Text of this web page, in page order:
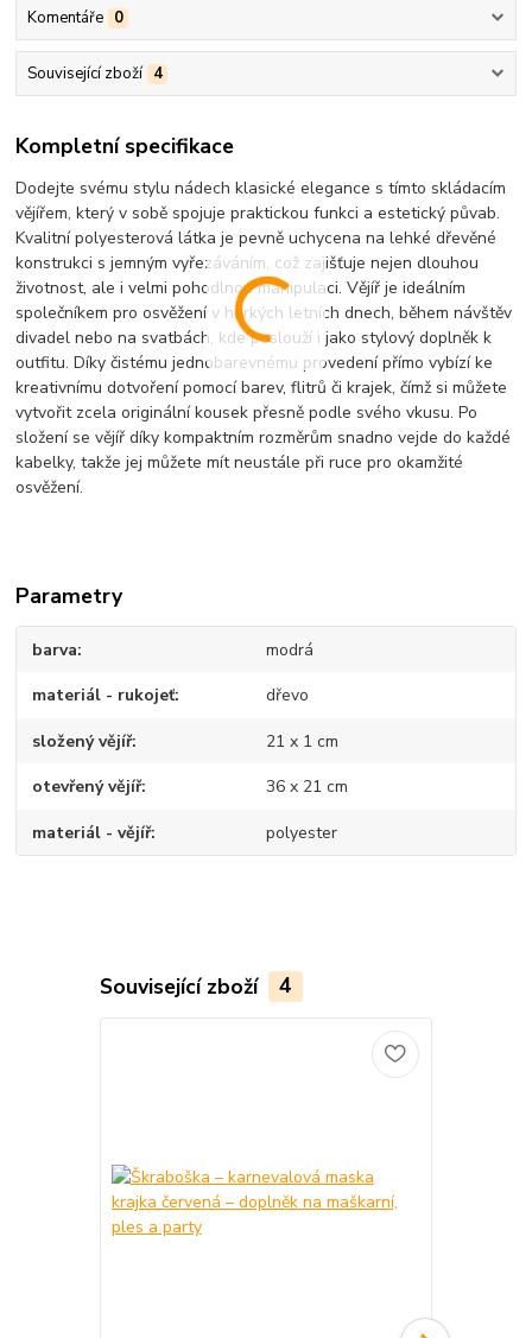
Komentáře 0
Související zboží 4
Kompletní specifikace
Dodejte svému stylu nádech klasické elegance s tímto skládacím
vějířem, který v sobě spojuje praktickou funkci a estetický půvab.
Kvalitní polyesterová látka je pevně uchycena na lehké dřevěné
konstrukci s jemným vyřezáváním, což zajišťuje nejen dlouhou
životnost, ale i velmi pohodlnou manipulaci. Vějíř je ideálním
společníkem pro osvěžení v horkých letních dnech, během návštěv
divadel nebo na svatbách, kde poslouží i jako stylový doplněk k
outfitu. Díky čistému jednobarevnému provedení přímo vybízí ke
kreativnímu dotvoření pomocí barev, flitrů či krajek, čímž si můžete
vytvořit zcela originální kousek přesně podle svého vkusu. Po
složení se vějíř díky kompaktním rozměrům snadno vejde do každé
kabelky, takže jej můžete mít neustále při ruce pro okamžité
osvěžení.
Parametry
barva modrá
materiál - rukojeť dřevo
složený vějíř 21 x 1 cm
otevřený vějíř 36 x 21 cm
materiál - vějíř polyester
Související zboží 4